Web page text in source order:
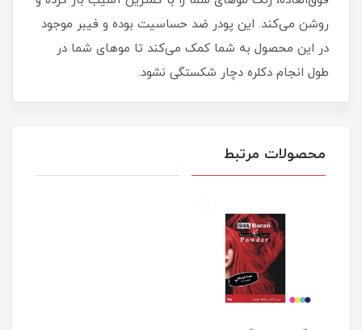
روشن می‌کند. این پودر ضد حساسیت بوده و فیبر موجود
در این محصول به شما کمک می‌کند تا موهای شما در
طول انجام دکلره دچار شکستگی نشود.
محصولات مرتبط